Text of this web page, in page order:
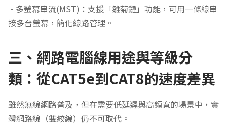
•多螢幕串流(MST)：支援「雛菊鏈」功能，可用一條線串
接多台螢幕，簡化線路管理。
三、網路電腦線用途與等級分
類：從CAT5e到CAT8的速度差異
雖然無線網路普及，但在需要低延遲與高頻寬的場景中，實
體網路線（雙絞線）仍不可取代。